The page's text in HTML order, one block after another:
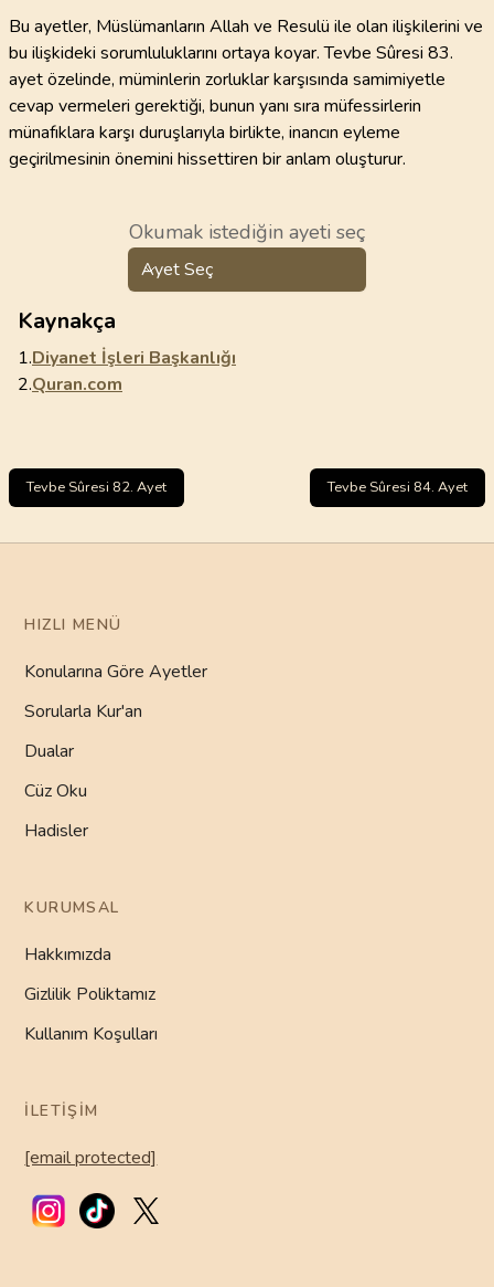
Bu ayetler, Müslümanların Allah ve Resulü ile olan ilişkilerini ve
bu ilişkideki sorumluluklarını ortaya koyar. Tevbe Sûresi 83.
ayet özelinde, müminlerin zorluklar karşısında samimiyetle
cevap vermeleri gerektiği, bunun yanı sıra müfessirlerin
münafıklara karşı duruşlarıyla birlikte, inancın eyleme
geçirilmesinin önemini hissettiren bir anlam oluşturur.
Okumak istediğin ayeti seç
Ayet Seç
Kaynakça
1.Diyanet İşleri Başkanlığı
2.Quran.com
Tevbe Sûresi 82. Ayet Tevbe Sûresi 84. Ayet
HIZLI MENÜ
Konularına Göre Ayetler
Sorularla Kur'an
Dualar
Cüz Oku
Hadisler
KURUMSAL
Hakkımızda
Gizlilik Poliktamız
Kullanım Koşulları
İLETIŞIM
[email protected]